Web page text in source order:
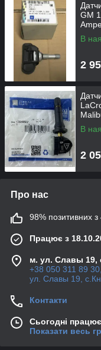
GM
В
2
В
2
Про нас
98% позитивних з
Працює з
м. ул. Славы 19,
+38 050 311 89
ул. Славы 19,
Контакти
Сьогодні
Показати весь